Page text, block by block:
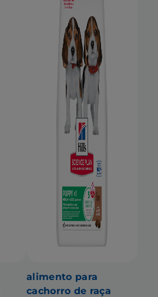
alimento para
cachorro de raça